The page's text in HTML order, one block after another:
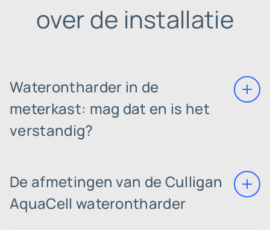
over de installatie
Waterontharder in de
meterkast: mag dat en is het
verstandig?
De afmetingen van de Culligan
AquaCell waterontharder